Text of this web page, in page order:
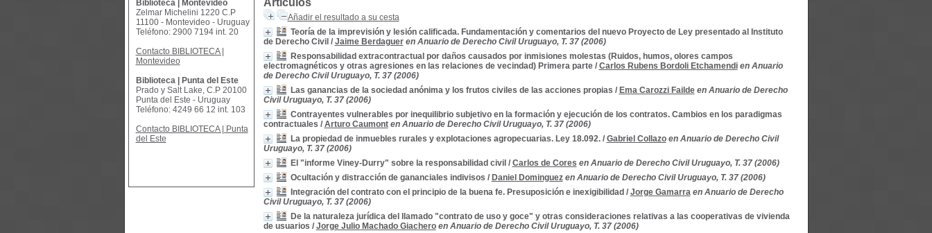
Artículos
Añadir el resultado a su cesta
Teoría de la imprevisión y lesión calificada. Fundamentación y comentarios del nuevo Proyecto de Ley presentado al Instituto
de Derecho Civil / Jaime Berdaguer en Anuario de Derecho Civil Uruguayo, T. 37 (2006)
Responsabilidad extracontractual por daños causados por inmisiones molestas (Ruidos, humos, olores campos
electromagnéticos y otras agresiones en las relaciones de vecindad) Primera parte/ Carlos Rubens Bordoli Etchamendi en Anuario
de Derecho Civil Uruguayo, T. 37 (2006)
Las ganancias de la sociedad anónima y los frutos civiles de las acciones propias / Ema Carozzi Failde en Anuario de Derecho
Civil Uruguayo, T. 37 (2006)
Contrayentes vulnerables por inequilibrio subjetivo en la formación y ejecución de los contratos. Cambios en los paradigmas
contractuales / Arturo Caumont en Anuario de Derecho Civil Uruguayo, T. 37 (2006)
La propiedad de inmuebles rurales y explotaciones agropecuarias. Ley 18.092./ Gabriel Collazo en Anuario de Derecho Civil
Uruguayo, T. 37 (2006)
El "informe Viney-Durry" sobre la responsabilidad civil / Carlos de Cores en Anuario de Derecho Civil Uruguayo, T. 37 (2006)
Ocultación y distracción de gananciales indivisos / Daniel Dominguez en Anuario de Derecho Civil Uruguayo, T. 37 (2006)
Integración del contrato con el principio de la buena fe. Presuposición e inexigibilidad / Jorge Gamarra en Anuario de Derecho
Civil Uruguayo, T. 37 (2006)
De la naturaleza jurídica del llamado "contrato de uso y goce" y otras consideraciones relativas a las cooperativas de vivienda
de usuarios / Jorge Julio Machado Giachero en Anuario de Derecho Civil Uruguayo, T. 37 (2006)
Biblioteca | Montevideo
Zelmar Michelini 1220 C.P
11100 - Montevideo - Uruguay
Teléfono: 2900 7194 int. 20
Contacto BIBLIOTECA |
Montevideo
Biblioteca | Punta del Este
Prado y Salt Lake, C.P 20100
Punta del Este - Uruguay
Teléfono: 4249 66 12 int. 103
Contacto BIBLIOTECA | Punta
del Este